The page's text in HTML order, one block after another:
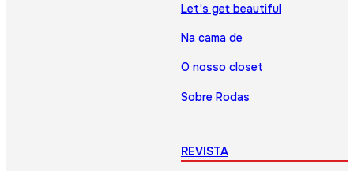
Let’s get beautiful
Na cama de
O nosso closet
Sobre Rodas
REVISTA